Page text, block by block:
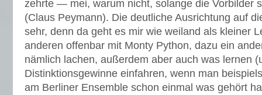
zehrte — mei, warum nicht, solange die Vorbilder
(Claus Peymann). Die deutliche Ausrichtung auf
sehr, denn da geht es mir wie weiland als kleiner
anderen offenbar mit Monty Python, dazu ein
nämlich lachen, außerdem aber auch was lernen
Distinktionsgewinne einfahren, wenn man
am Berliner Ensemble schon einmal was gehört